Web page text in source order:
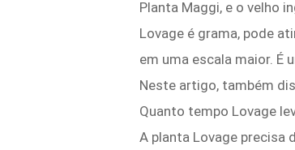
Planta Maggi, e o velho
Lovage é grama, pode
em uma escala maior. É
Neste artigo, também
Quanto tempo Lovage
A planta Lovage precisa